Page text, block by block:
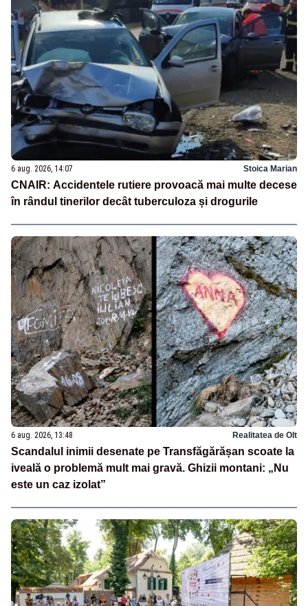
6 aug. 2026, 14:07 Stoica Marian
CNAIR: Accidentele rutiere provoacă mai multe decese
în rândul tinerilor decât tuberculoza și drogurile
6 aug. 2026, 13:48 Realitatea de Olt
Scandalul inimii desenate pe Transfăgărășan scoate la
iveală o problemă mult mai gravă. Ghizii montani: „Nu
este un caz izolat”